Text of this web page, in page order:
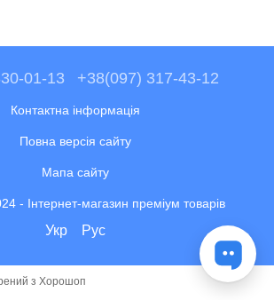
01-13 +38(097) 317-43-12
Контактна інформація
Повна версія сайту
Мапа сайту
- Інтернет-магазин преміум товарів
Укр Рус
з Хорошоп